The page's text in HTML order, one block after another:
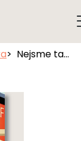
Nejsme tady pro zábavu